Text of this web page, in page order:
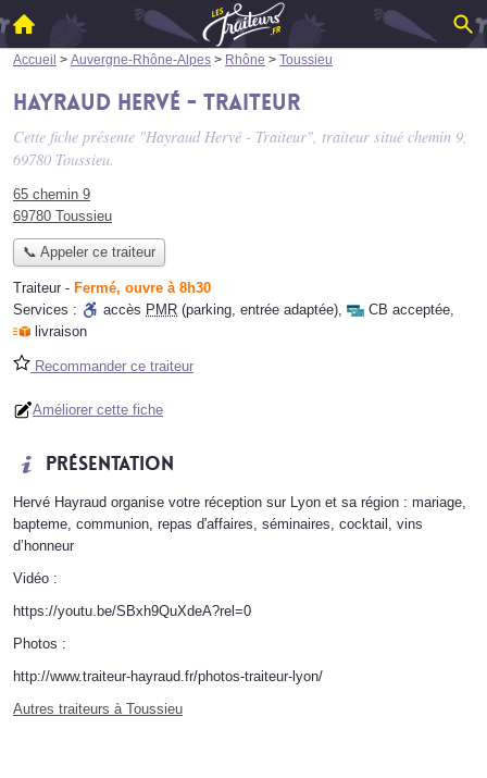
Accueil > Auvergne-Rhône-Alpes > Rhône > Toussieu
Hayraud Hervé - Traiteur
Cette fiche présente "Hayraud Hervé - Traiteur", traiteur situé chemin 9,
69780 Toussieu.
65 chemin 9
69780 Toussieu
📞 Appeler ce traiteur
Traiteur - Fermé, ouvre à 8h30
Services :
accès PMR (parking, entrée adaptée), CB acceptée,
livraison
Recommander ce traiteur
Améliorer cette fiche
Présentation
Hervé Hayraud organise votre réception sur Lyon et sa région : mariage,
bapteme, communion, repas d'affaires, séminaires, cocktail, vins
d’honneur
Vidéo :
https://youtu.be/SBxh9QuXdeA?rel=0
Photos :
http://www.traiteur-hayraud.fr/photos-traiteur-lyon/
Autres traiteurs à Toussieu